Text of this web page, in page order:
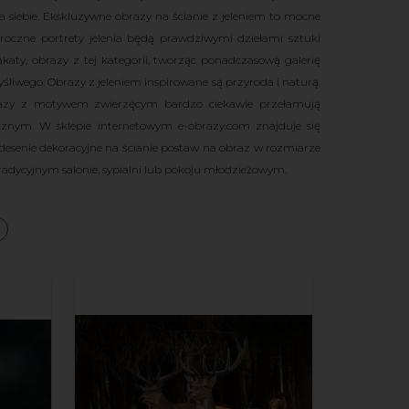
Ekskluzywne obrazy na ścianie z jeleniem to mocne
portrety jelenia będą prawdziwymi dziełami sztuki
obrazy z tej kategorii, tworząc ponadczasową galerię
Obrazy z jeleniem inspirowane są przyroda i naturą.
z motywem zwierzęcym bardzo ciekawie przełamują
W sklepie internetowym e-obrazy.com znajduje się
dekoracyjne na ścianie postaw na obraz w rozmiarze
salonie, sypialni lub pokoju młodzieżowym.